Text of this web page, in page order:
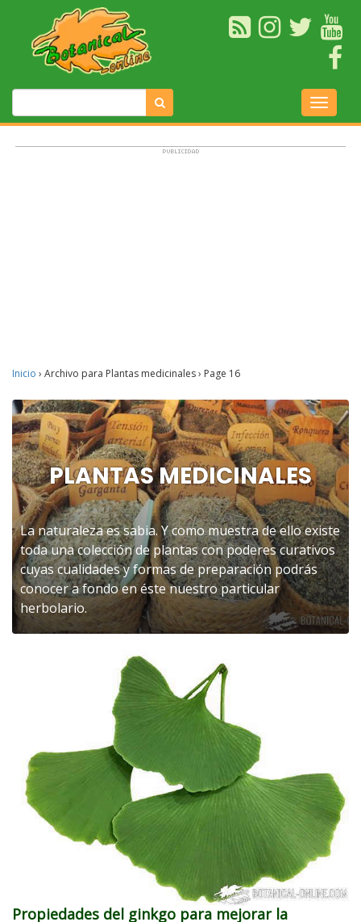
Inicio › Archivo para Plantas medicinales› Page 16
PLANTAS MEDICINALES
La naturaleza es sabia. Y como muestra de ello existe
toda una colección de plantas con poderes curativos
cuyas cualidades y formas de preparación podrás
conocer a fondo en éste nuestro particular
herbolario.
Propiedades del ginkgo para mejorar la